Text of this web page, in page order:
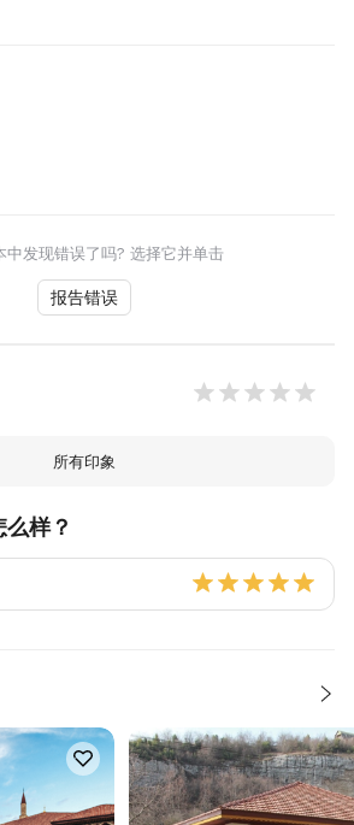
中发现错误了吗? 选择它并单击
报告错误
所有印象
样？